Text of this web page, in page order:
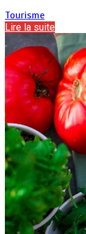
Tourisme
Lire la suite